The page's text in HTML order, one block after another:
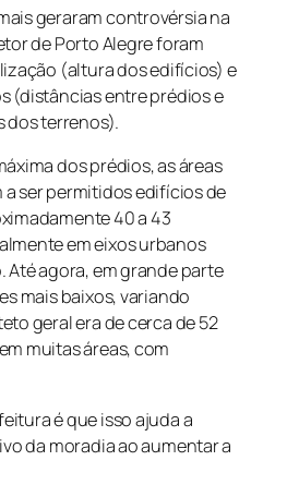
geraram controvérsia na
de Porto Alegre foram
(altura dos edifícios) e
(distâncias entre prédios e
dos terrenos).
dos prédios, as áreas
ser permitidos edifícios de
40 a 43
em eixos urbanos
agora, em grande parte
mais baixos, variando
geral era de cerca de 52
muitas áreas, com
é que isso ajuda a
da moradia ao aumentar a